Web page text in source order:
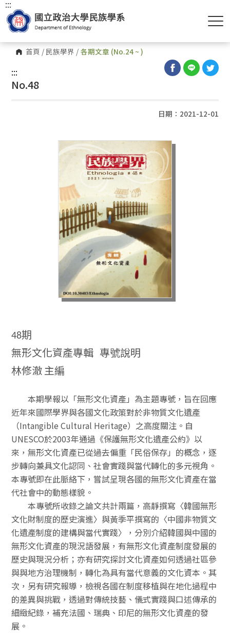
首頁 / 民族學界 / 各期文章 (No.24 ~ )
:::
:::
No.48
日期：2021-12-01
48期
無形文化資產專輯 專號說明
林修澈主編
本期學報以「無形文化資產」為主題專號，旨在回應
近年來國際學界與各國文化政策對於非物質文化遺產
（Intangible Cultural Heritage）之高度關注。自
UNESCO於2003年通過《保護無形文化遺產公約》以
來，無形文化資產已從過去偏重「民俗保存」的概念，逐
步轉向兼具文化認同、社會實踐與當代轉化的多元視角。
本專號即在此脈絡下，嘗試呈現各國的無形文化資產在當
代社會中的動態樣貌。
本專號所收錄之論文共計兩篇，高靜撰寫〈韓國無形
文化財制度的歷史演進〉與黃季平撰寫的〈中國非物質文
化遺產制度的建構與當代實踐〉，分別介紹韓國與中國的
無形文化資產的現況語發展，有無形文化資產制度發展的
歷史與現況分析；亦有研究探討文化資產如何透過社區參
與與地方治理機制，轉化為具有當代意義的文化資本。其
次，另有研究報導，檢視各國在制度移植與在地化過程中
的差異與挑戰，透過對傳統技藝、儀式實踐與口述傳承的
細緻紀錄，補充法國、瑞典、印尼的無形文化資產的發
展。